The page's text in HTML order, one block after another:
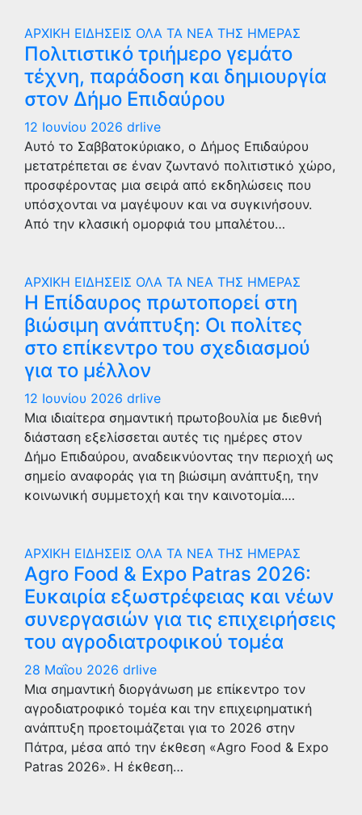
ΑΡΧΙΚΗ ΕΙΔΗΣΕΙΣ ΟΛΑ ΤΑ ΝΕΑ ΤΗΣ ΗΜΕΡΑΣ
Πολιτιστικό τριήμερο γεμάτο
τέχνη, παράδοση και δημιουργία
στον Δήμο Επιδαύρου
12 Ιουνίου 2026 drlive
Αυτό το Σαββατοκύριακο, ο Δήμος Επιδαύρου
μετατρέπεται σε έναν ζωντανό πολιτιστικό χώρο,
προσφέροντας μια σειρά από εκδηλώσεις που
υπόσχονται να μαγέψουν και να συγκινήσουν.
Από την κλασική ομορφιά του μπαλέτου…
ΑΡΧΙΚΗ ΕΙΔΗΣΕΙΣ ΟΛΑ ΤΑ ΝΕΑ ΤΗΣ ΗΜΕΡΑΣ
Η Επίδαυρος πρωτοπορεί στη
βιώσιμη ανάπτυξη: Οι πολίτες
στο επίκεντρο του σχεδιασμού
για το μέλλον
12 Ιουνίου 2026 drlive
Μια ιδιαίτερα σημαντική πρωτοβουλία με διεθνή
διάσταση εξελίσσεται αυτές τις ημέρες στον
Δήμο Επιδαύρου, αναδεικνύοντας την περιοχή ως
σημείο αναφοράς για τη βιώσιμη ανάπτυξη, την
κοινωνική συμμετοχή και την καινοτομία.…
ΑΡΧΙΚΗ ΕΙΔΗΣΕΙΣ ΟΛΑ ΤΑ ΝΕΑ ΤΗΣ ΗΜΕΡΑΣ
Agro Food & Expo Patras 2026:
Ευκαιρία εξωστρέφειας και νέων
συνεργασιών για τις επιχειρήσεις
του αγροδιατροφικού τομέα
28 Μαΐου 2026 drlive
Μια σημαντική διοργάνωση με επίκεντρο τον
αγροδιατροφικό τομέα και την επιχειρηματική
ανάπτυξη προετοιμάζεται για το 2026 στην
Πάτρα, μέσα από την έκθεση «Agro Food & Expo
Patras 2026». Η έκθεση…